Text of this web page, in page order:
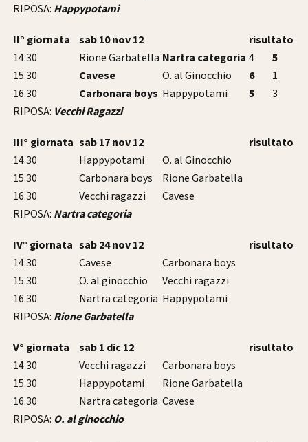
RIPOSA: Happypotami
II° giornata sab 10 nov 12
risultato
14.30
Rione Garbatella Nartra categoria 4
5
15.30
Cavese O. al Ginocchio 6
1
16.30
Carbonara boys Happypotami 5
3
RIPOSA: Vecchi Ragazzi
III° giornata sab 17 nov 12
risultato
14.30
Happypotami
O. al Ginocchio
15.30
Carbonara boys
Rione Garbatella
16.30
Vecchi ragazzi
Cavese
RIPOSA: Nartra categoria
IV° giornata sab 24 nov 12
risultato
14.30
Cavese
Carbonara boys
15.30
O. al ginocchio
Vecchi ragazzi
16.30
Nartra categoria Happypotami
RIPOSA: Rione Garbatella
V° giornata sab 1 dic 12
risultato
14.30
Vecchi ragazzi
Carbonara boys
15.30
Happypotami
Rione Garbatella
16.30
Nartra categoria Cavese
RIPOSA: O. al ginocchio